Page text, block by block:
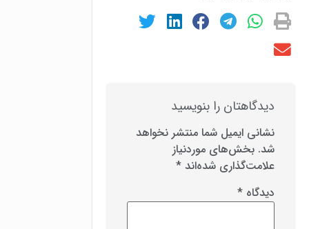
دیدگاهتان را بنویسید
نشانی ایمیل شما منتشر نخواهد
شد. بخش‌های موردنیاز
علامت‌گذاری شده‌اند *
دیدگاه *